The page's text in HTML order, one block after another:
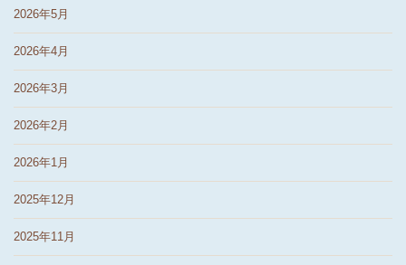
2026年5月
2026年4月
2026年3月
2026年2月
2026年1月
2025年12月
2025年11月